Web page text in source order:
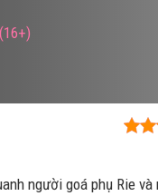
người goá phụ Rie